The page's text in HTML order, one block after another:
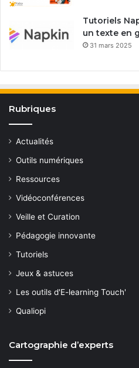
Tutoriels
un texte en
31 mars 2025
Rubriques
Actualités
Outils numériques
Ressources
Vidéoconférences
Veille et Curation
Pédagogie innovante
Tutoriels
Jeux & astuces
Les outils d'E-learning Touch'
Qualiopi
Cartographie d’experts